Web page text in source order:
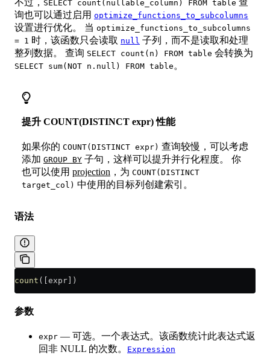
不过， SELECT count(nullable_column) FROM table 查
询也可以通过启用 optimize_functions_to_subcolumns
设置进行优化。 当 optimize_functions_to_subcolumns
= 1 时，该函数只会读取 null 子列，而不是读取和处理
整列数据。 查询 SELECT count(n) FROM table 会转换为
SELECT sum(NOT n.null) FROM table。
提升 COUNT(DISTINCT expr) 性能
如果你的 COUNT(DISTINCT expr) 查询较慢，可以考虑
添加 GROUP BY 子句，这样可以提升并行化程度。 你
也可以使用 projection ，为 COUNT(DISTINCT
target_col) 中使用的目标列创建索引。
语法
count ([expr])
参数
expr — 可选。一个表达式。该函数统计此表达式返
回非 NULL 的次数。
Expression